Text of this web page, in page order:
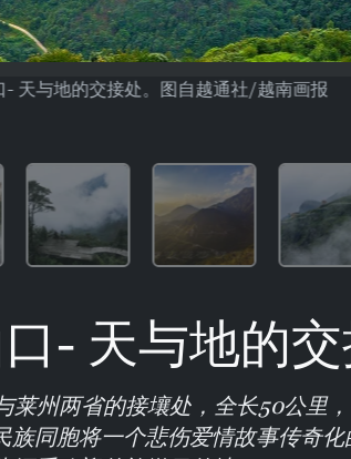
- 天与地的交接处。图自越通社/越南画报
- 天与地的
莱州两省的接壤处，全长50公里
族同胞将一个悲伤爱情故事传奇